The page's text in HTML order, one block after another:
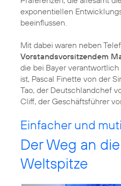
exponentiellen
beeinflussen.
Mit dabei waren neben
Vorstandsvorsitzendem
die bei Bayer
ist, Pascal Finette von der
Tao, der Deutschlandchef
Cliff, der Geschäftsführer
Einfacher und
Der Weg an
Weltspitze